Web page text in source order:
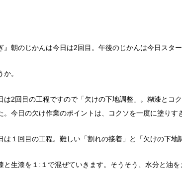
朝のじかんは今日は2回目。午後のじかんは今日スター
。
2回目の工程ですので「欠けの下地調整」 。 糊漆とコ
。今日の欠け作業のポイント は、コクソを一度に塗りす
は１回目の工程。難しい 「割れの接着」と「欠けの下地
生漆を１:１で混ぜていきます。 そうそう、水分と油